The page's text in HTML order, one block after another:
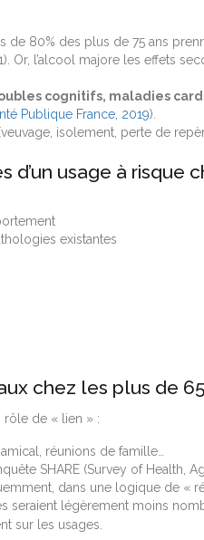
de 80% des plus de 75 ans
Or, l’alcool majore les effets
cognitifs, maladies
Publique France, 2019).
isolement, perte de
d’un usage à risque
existantes
chez les plus de
rôle de « lien » :
réunions de famille…
SHARE (Survey of Health,
dans une logique de «
seraient légèrement moins
sur les usages.